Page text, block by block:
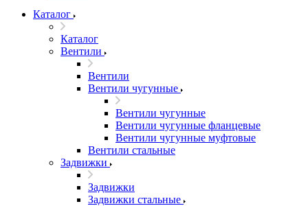
Каталог
Каталог
Вентили
Вентили
Вентили чугунные
Вентили чугунные
Вентили чугунные фланцевые
Вентили чугунные муфтовые
Вентили стальные
Задвижки
Задвижки
Задвижки стальные